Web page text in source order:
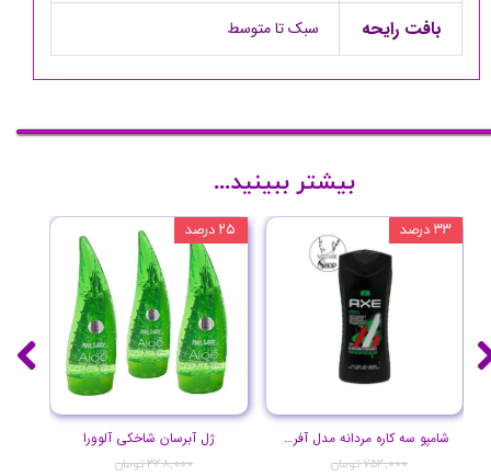
بافت رایحه سبک تا متوسط
ژل آبرسان شاخکی آلوورا
۳۴۸,۰۰۰ تومان
۲۵ درصد
شامپو سه کاره مردانه مدل آفریقا حجم 400 میل
۷۵۴,۰۰۰ تومان
۳۳ درصد
بیشتر ببینید...